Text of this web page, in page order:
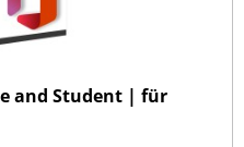
and Student | für